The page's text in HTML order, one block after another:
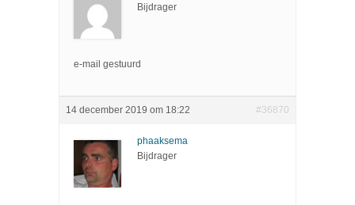
Bijdrager
e-mail gestuurd
14 december 2019 om 18:22 #36870
phaaksema
Bijdrager